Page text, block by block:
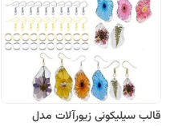
قالب سیلیکونی زیورآلات مدل